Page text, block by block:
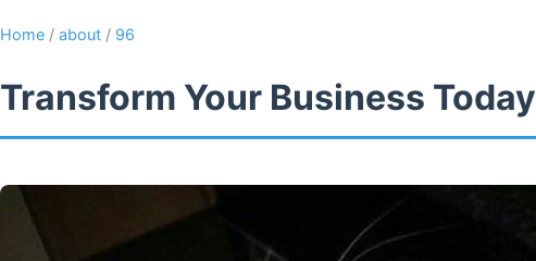
Home / about / 96
Transform Your Business Today